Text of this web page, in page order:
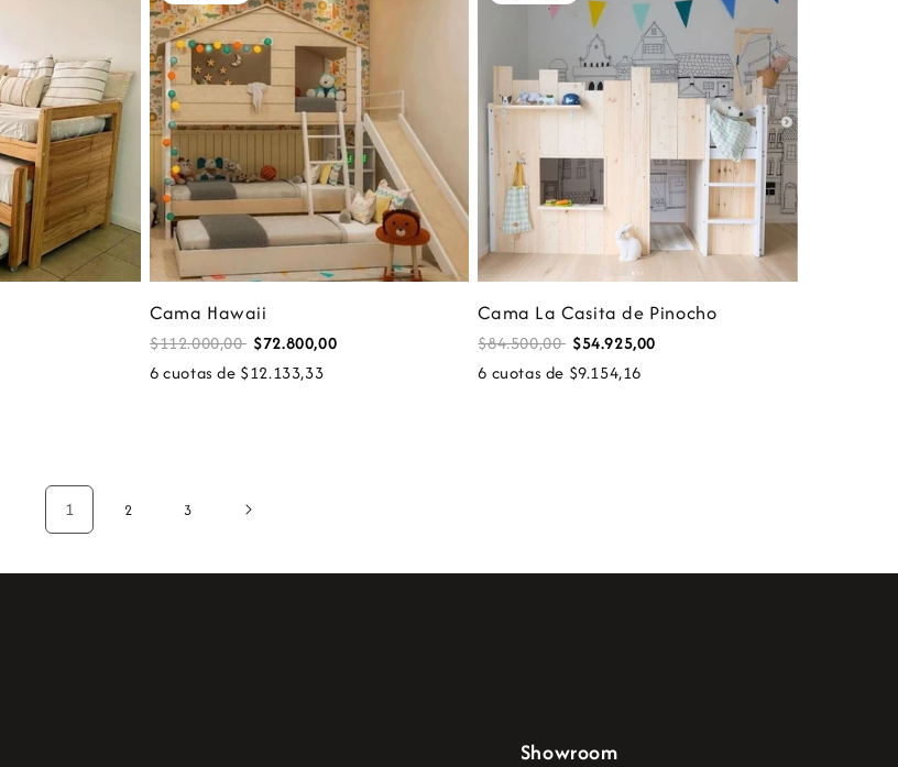
Cama Hawaii
$112.000,00 $72.800,00
6 cuotas de $12.133,33
Cama La Casita de Pinocho
$84.500,00 $54.925,00
6 cuotas de $9.154,16
1 2 3
Showroom